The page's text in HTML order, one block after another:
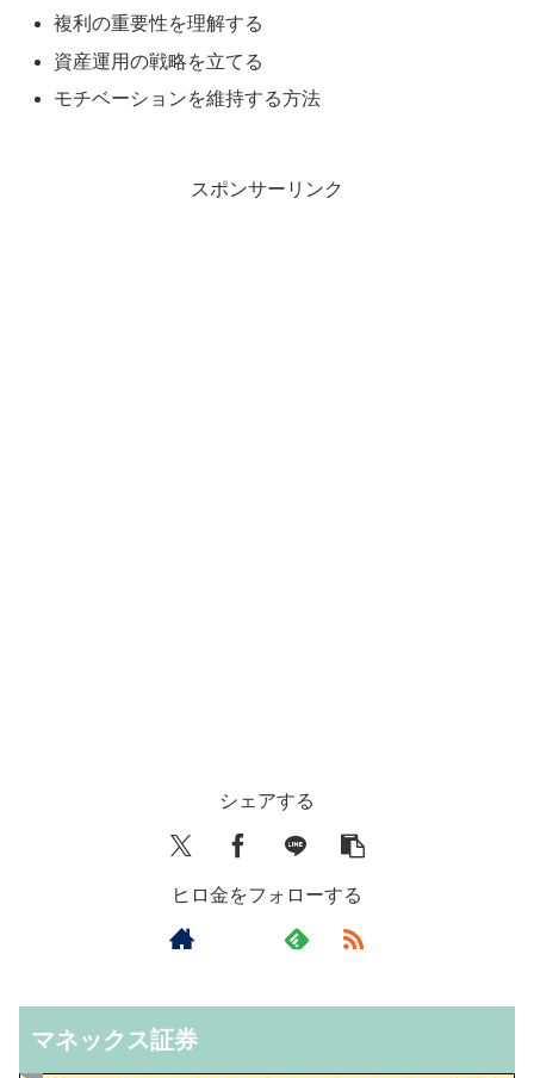
複利の重要性を理解する
資産運用の戦略を立てる
モチベーションを維持する方法
スポンサーリンク
シェアする
ヒロ金をフォローする
マネックス証券